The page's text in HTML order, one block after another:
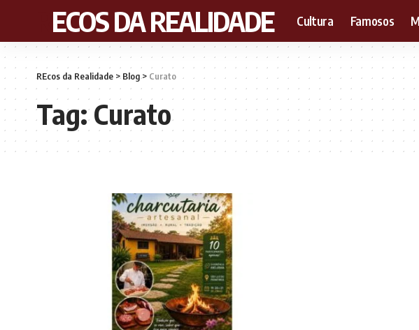
RECOS DA REALIDADE Cultura Famosos
REcos da Realidade >Blog> Curato
Tag:Curato